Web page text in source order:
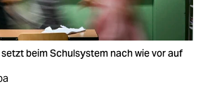
beim Schulsystem nach wie vor auf